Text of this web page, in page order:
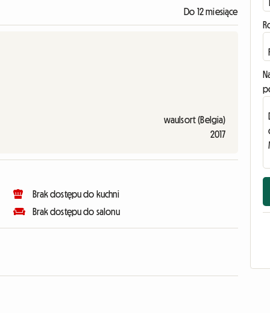
Do 12 miesiące
waulsort (Belgia)
2017
Brak dostępu do kuchni
Brak dostępu do salonu